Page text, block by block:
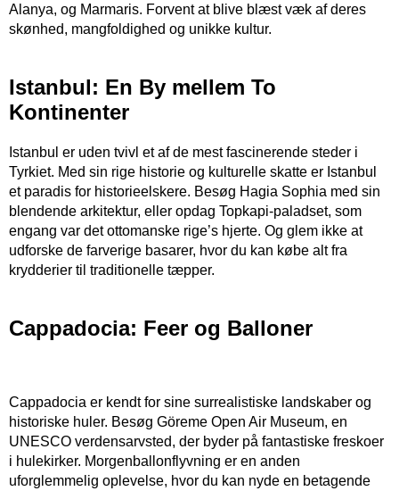
Alanya, og Marmaris. Forvent at blive blæst væk af deres
skønhed, mangfoldighed og unikke kultur.
Istanbul: En By mellem To
Kontinenter
Istanbul er uden tvivl et af de mest fascinerende steder i
Tyrkiet. Med sin rige historie og kulturelle skatte er Istanbul
et paradis for historieelskere. Besøg Hagia Sophia med sin
blendende arkitektur, eller opdag Topkapi-paladset, som
engang var det ottomanske rige’s hjerte. Og glem ikke at
udforske de farverige basarer, hvor du kan købe alt fra
krydderier til traditionelle tæpper.
Cappadocia: Feer og Balloner
Cappadocia er kendt for sine surrealistiske landskaber og
historiske huler. Besøg Göreme Open Air Museum, en
UNESCO verdensarvsted, der byder på fantastiske freskoer
i hulekirker. Morgenballonflyvning er en anden
uforglemmelig oplevelse, hvor du kan nyde en betagende